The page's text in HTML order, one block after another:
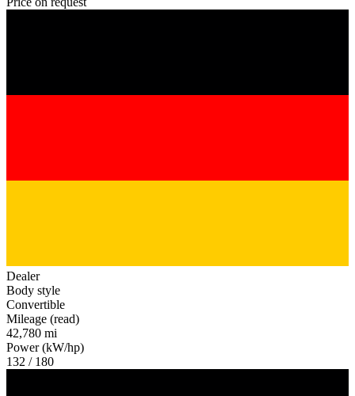
Dealer
Body style
Convertible
Mileage (read)
42,780 mi
Power (kW/hp)
132 / 180